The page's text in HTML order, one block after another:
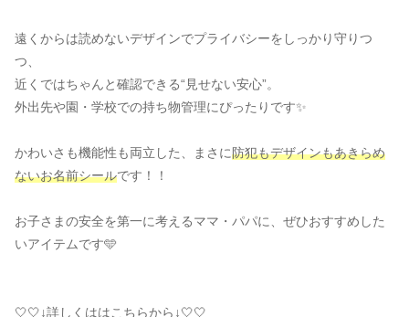
遠くからは読めないデザインでプライバシーをしっかり守りつ
つ、
近くではちゃんと確認できる“見せない安心”。
外出先や園・学校での持ち物管理にぴったりです✨
かわいさも機能性も両立した、まさに防犯もデザインもあきらめ
ないお名前シールです！！
お子さまの安全を第一に考えるママ・パパに、ぜひおすすめした
いアイテムです🩵
🤍🤍↓詳しくははこちらから↓🤍🤍